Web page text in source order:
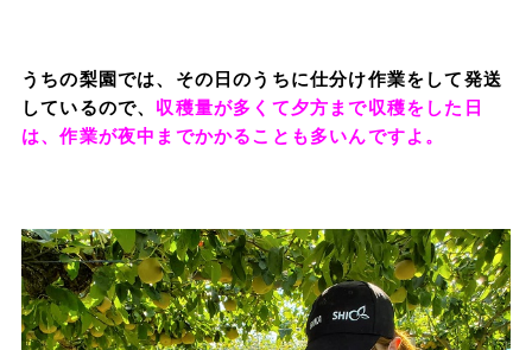
うちの梨園では、その日のうちに仕分け作業をして発送
しているので、 収穫量が多くて夕方まで収穫をした日
は、作業が夜中までかかることも多いんですよ。